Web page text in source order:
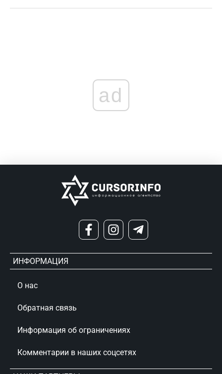
ad
ИНФОРМАЦИЯ
О нас
Обратная связь
Информация об ограничениях
Комментарии в наших соцсетях